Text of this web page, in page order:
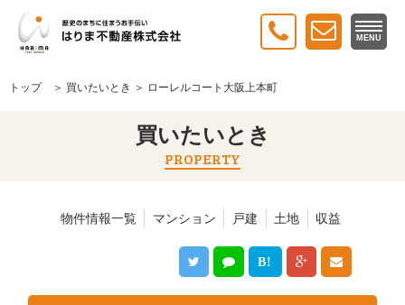
MENU
トップ＞ 買いたいとき ＞ ローレルコート大阪上本町
買いたいとき
PROPERTY
物件情報一覧 マンション 戸建 土地 収益
B!